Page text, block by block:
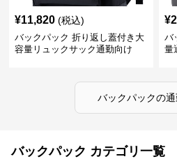
¥11,820 (税込)
バックパック 折り返し蓋付き大
容量リュックサック通勤向け
¥
バ
量
バックパックの
バックパック カテゴリ一覧